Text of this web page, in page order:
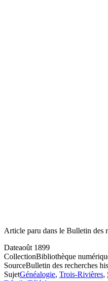
Article paru dans le Bulletin des
Dateaoût 1899
CollectionBibliothèque
SourceBulletin des recherches
SujetGénéalogie, Trois-Rivières,